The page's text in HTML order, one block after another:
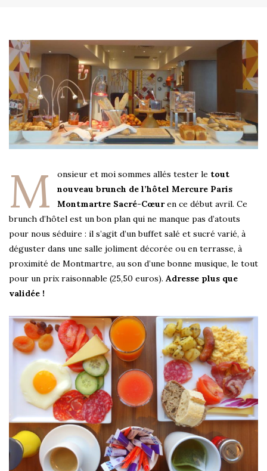
M onsieur et moi sommes allés tester le tout
nouveau brunch de l’hôtel Mercure Paris
Montmartre Sacré-Cœuren ce début avril. Ce
brunch d’hôtel est un bon plan qui ne manque pas d’atouts
pour nous séduire : il s’agit d’un buffet salé et sucré varié, à
déguster dans une salle joliment décorée ou en terrasse, à
proximité de Montmartre, au son d’une bonne musique, le tout
pour un prix raisonnable (25,50 euros). Adresse plus que
validée !